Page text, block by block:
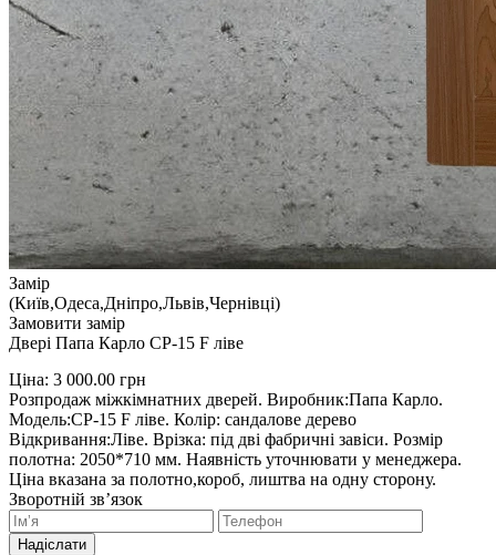
Замір
(Київ,Одеса,Дніпро,Львів,Чернівці)
Замовити замір
Двері Папа Карло СP-15 F ліве
Ціна: 3 000.00 грн
Розпродаж міжкімнатних дверей. Виробник:Папа Карло.
Модель:СP-15 F ліве. Колір: сандалове дерево
Відкривання:Ліве. Врізка: під дві фабричні завіси. Розмір
полотна: 2050*710 мм. Наявність уточнювати у менеджера.
Ціна вказана за полотно,короб, лиштва на одну сторону.
Зворотній зв’язок
Надіслати